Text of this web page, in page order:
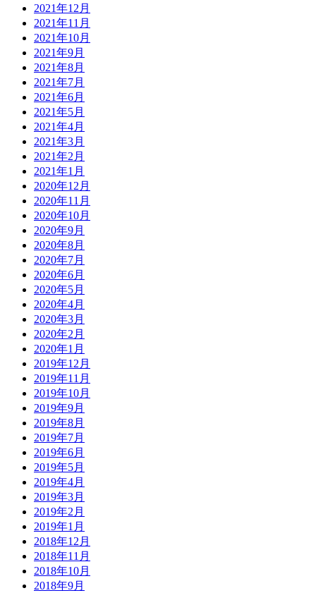
2021年12月
2021年11月
2021年10月
2021年9月
2021年8月
2021年7月
2021年6月
2021年5月
2021年4月
2021年3月
2021年2月
2021年1月
2020年12月
2020年11月
2020年10月
2020年9月
2020年8月
2020年7月
2020年6月
2020年5月
2020年4月
2020年3月
2020年2月
2020年1月
2019年12月
2019年11月
2019年10月
2019年9月
2019年8月
2019年7月
2019年6月
2019年5月
2019年4月
2019年3月
2019年2月
2019年1月
2018年12月
2018年11月
2018年10月
2018年9月